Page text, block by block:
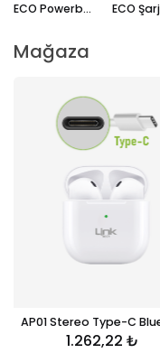
ECO Powerbanklar
Mağaza
1.262,22 ₺